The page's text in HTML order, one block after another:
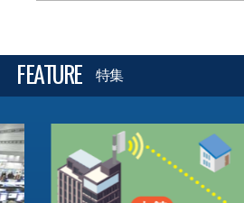
FEATURE 特集